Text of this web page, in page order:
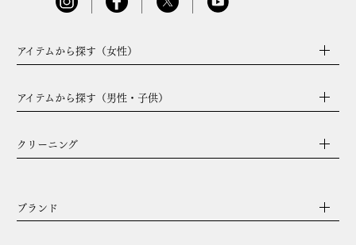
アイテムから探す（女性）
アイテムから探す（男性・子供）
クリーニング
ブランド